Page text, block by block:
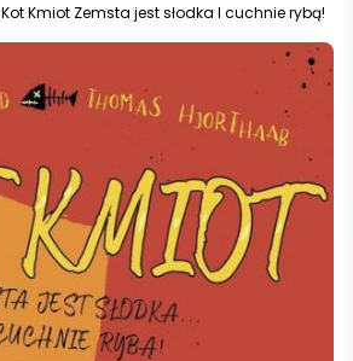
Kot Kmiot Zemsta jest słodka I cuchnie rybą!